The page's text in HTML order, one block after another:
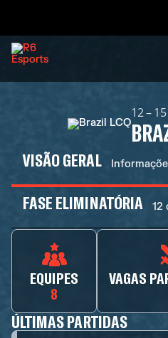
12 –
VISÃO GERAL
FASE ELIMINATÓRIA 12
EQUIPES
8
VAGAS
ÚLTIMAS PARTIDAS